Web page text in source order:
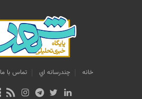
خانه چندرسانه اي تماس با ما